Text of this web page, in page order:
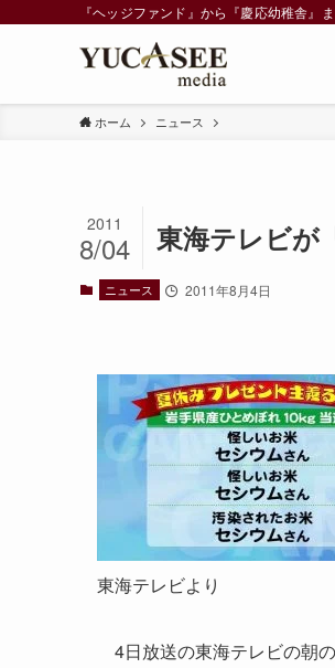
『ヘッジファンド』から『慶応幼稚舎
ホーム ニュース
東海テレビが
2011
8/04
ニュース 2011年8月4日
東海テレビより
4日放送の東海テレビの朝